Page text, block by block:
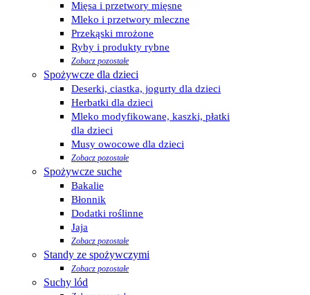
Mięsa i przetwory mięsne
Mleko i przetwory mleczne
Przekąski mrożone
Ryby i produkty rybne
Zobacz pozostałe
Spożywcze dla dzieci
Deserki, ciastka, jogurty dla dzieci
Herbatki dla dzieci
Mleko modyfikowane, kaszki, płatki
dla dzieci
Musy owocowe dla dzieci
Zobacz pozostałe
Spożywcze suche
Bakalie
Błonnik
Dodatki roślinne
Jaja
Zobacz pozostałe
Standy ze spożywczymi
Zobacz pozostałe
Suchy lód